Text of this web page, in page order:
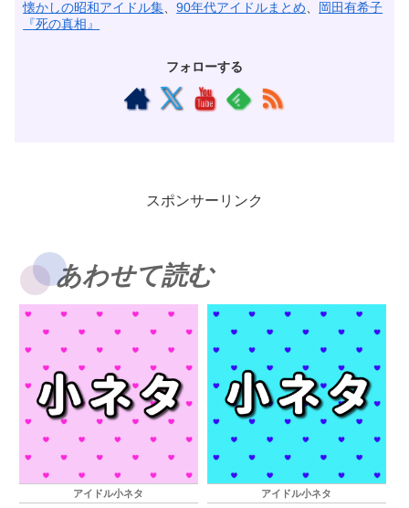
懐かしの昭和アイドル集 、90年代アイドルまとめ
岡田有希子
『死の真相』
フォローする
スポンサーリンク
あわせて読む
アイドル小ネタ アイドル小ネタ